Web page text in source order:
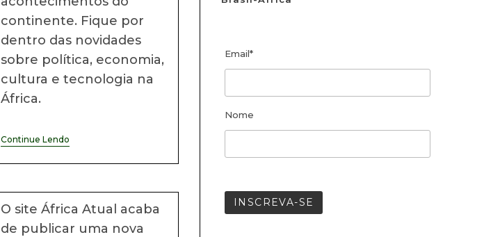
continente. Fique por
dentro das novidades
sobre política, economia,
cultura e tecnologia na
África.
Continue Lendo
Africanas
#33
O site África Atual acaba
de publicar uma nova
Email*
Nome